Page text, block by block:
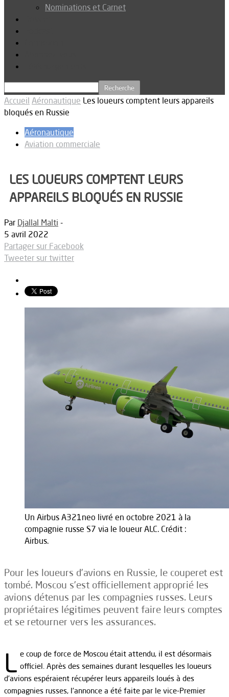
Nominations et Carnet
Accueil Aéronautique Les loueurs comptent leurs appareils
bloqués en Russie
Aéronautique
Aviation commerciale
LES LOUEURS COMPTENT LEURS
APPAREILS BLOQUÉS EN RUSSIE
Par Djallal Malti -
5 avril 2022
Partager sur Facebook
Tweeter sur twitter
Un Airbus A321neo livré en octobre 2021 à la
compagnie russe S7 via le loueur ALC. Crédit :
Airbus.
Pour les loueurs d’avions en Russie, le couperet est
tombé. Moscou s’est officiellement approprié les
avions détenus par les compagnies russes. Leurs
propriétaires légitimes peuvent faire leurs comptes
et se retourner vers les assurances.
L e coup de force de Moscou était attendu, il est désormais
officiel. Après des semaines durant lesquelles les loueurs
d’avions espéraient récupérer leurs appareils loués à des
compagnies russes, l’annonce a été faite par le vice-Premier